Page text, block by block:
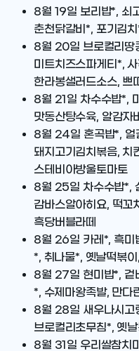
8월 19일 보리밥*, 쇠
춘천닭갈비*, 포기김
8월 20일 브로컬리땅
미트치즈스파게티*,
한라봉샐러드소스,
8월 21일 차수수밥*,
맛동산탕수육, 알감자
8월 24일 혼곡밥*,
돼지고기김치볶음,
스테비아방울토마토
8월 25일 차수수밥*,
감바스알아히요, 떡꼬
흑당버블라떼
8월 26일 카레*, 흑미
*, 취나물*, 옛날떡볶
8월 27일 현미밥*, 겉
*, 수제마왕족발, 만다
8월 28일 새우나시고
브로컬리초무침*, 옛
8월 31일 우리쌀참치